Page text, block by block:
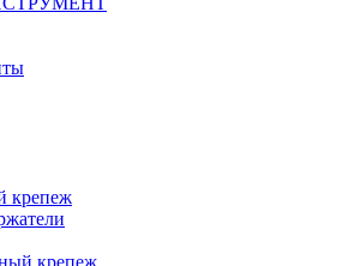
крепеж
крепеж